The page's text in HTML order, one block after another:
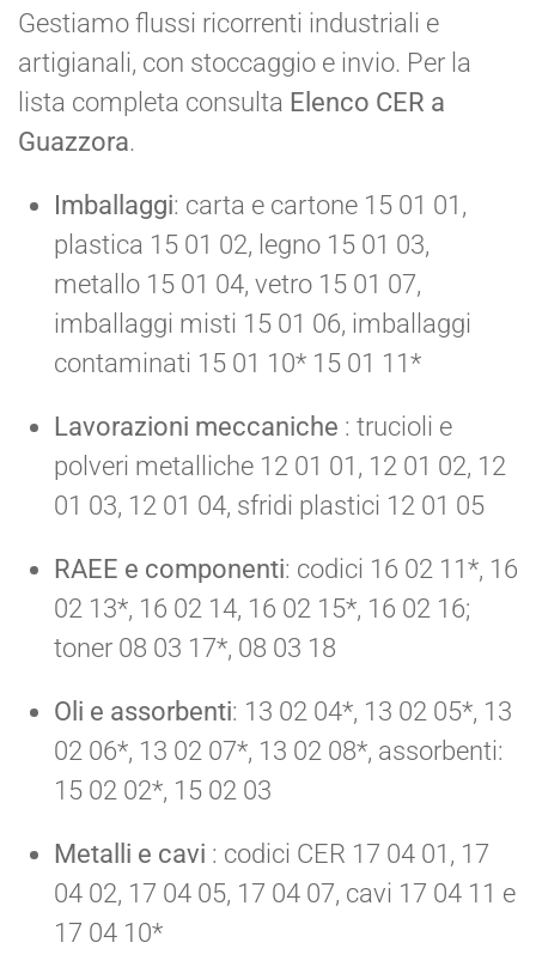
Gestiamo flussi ricorrenti industriali e
artigianali, con stoccaggio e invio. Per la
lista completa consulta Elenco CER a
Guazzora.
Imballaggi: carta e cartone 15 01 01,
plastica 15 01 02, legno 15 01 03,
metallo 15 01 04, vetro 15 01 07,
imballaggi misti 15 01 06, imballaggi
contaminati 15 01 10* 15 01 11*
Lavorazioni meccaniche : trucioli e
polveri metalliche 12 01 01, 12 01 02, 12
01 03, 12 01 04, sfridi plastici 12 01 05
RAEE e componenti: codici 16 02 11*, 16
02 13*, 16 02 14, 16 02 15*, 16 02 16;
toner 08 03 17*, 08 03 18
Oli e assorbenti: 13 02 04*, 13 02 05*, 13
02 06*, 13 02 07*, 13 02 08*, assorbenti:
15 02 02*, 15 02 03
Metalli e cavi : codici CER 17 04 01, 17
04 02, 17 04 05, 17 04 07, cavi 17 04 11 e
17 04 10*